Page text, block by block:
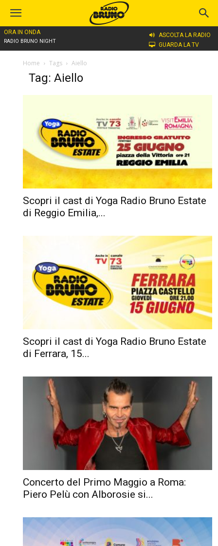
ORA IN ONDA
RADIO BRUNO NIGHT
ASCOLTA LA RADIO
GUARDA LA TV
Home Tags Aiello
Tag: Aiello
Scopri il cast di Yoga Radio Bruno Estate
di Reggio Emilia,...
Scopri il cast di Yoga Radio Bruno Estate
di Ferrara, 15...
Concerto del Primo Maggio a Roma:
Piero Pelù con Alborosie si...